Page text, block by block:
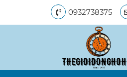
0932738375